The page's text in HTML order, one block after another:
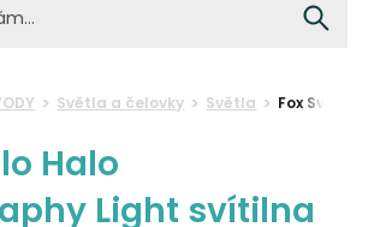
Světla a čelovky Světla Fox Světlo
Halo
Light svítilna